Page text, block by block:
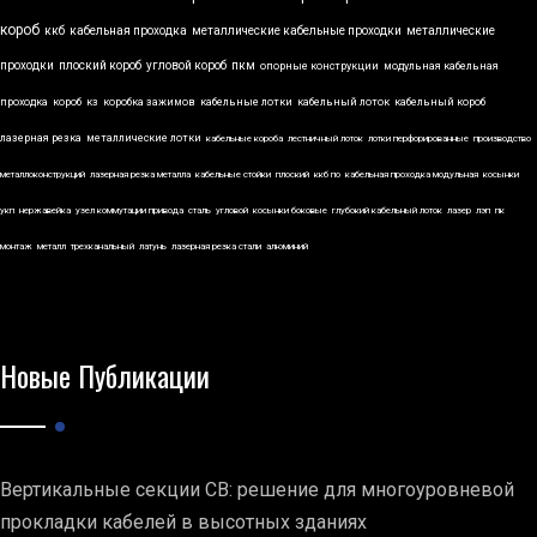
короб ккб кабельная проходка металлические кабельные проходки металлические
проходки плоский короб угловой короб пкм опорные конструкции модульная кабельная
проходка короб кз коробка зажимов кабельные лотки кабельный лоток кабельный короб
лазерная резка металлические лотки кабельные короба лестничный лоток лотки перфорированные производство
металлоконструкций лазерная резка металла кабельные стойки плоский ккб по кабельная проходка модульная косынки
укп нержавейка узел коммутации привода сталь угловой косынки боковые глубокий кабельный лоток лазер лэп пк
монтаж металл трехканальный латунь лазерная резка стали алюминий
Новые Публикации
Вертикальные секции СВ: решение для многоуровневой
прокладки кабелей в высотных зданиях